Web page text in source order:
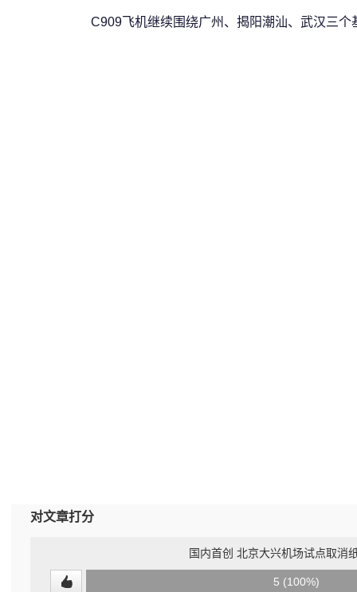
C909飞机继续围绕广州、揭阳潮汕、武汉三
对文章打分
国内首创 北京大兴机场试点取消
5 (100%)